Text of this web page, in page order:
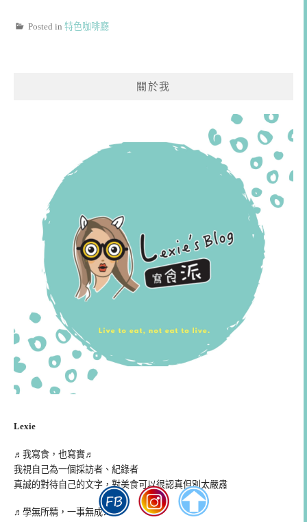
Posted in 特色咖啡廳
關於我
Lexie
♬我寫食，也寫實♬
我視自己為一個採訪者、紀錄者
真誠的對待自己的文字，對美食可以很認真但別太嚴肅
♬學無所精，一事無成♬